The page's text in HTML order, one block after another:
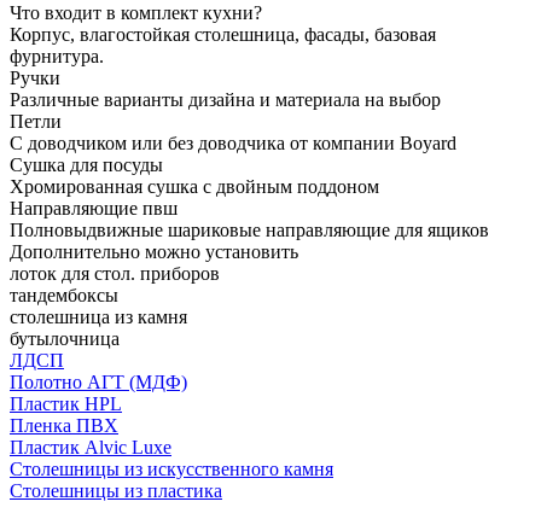
Что входит в комплект кухни?
Корпус, влагостойкая столешница, фасады, базовая
фурнитура.
Ручки
Различные варианты дизайна и материала на выбор
Петли
С доводчиком или без доводчика от компании Boyard
Сушка для посуды
Хромированная сушка с двойным поддоном
Направляющие пвш
Полновыдвижные шариковые направляющие для ящиков
Дополнительно можно установить
лоток для стол. приборов
тандембоксы
столешница из камня
бутылочница
ЛДСП
Полотно АГТ (МДФ)
Пластик HPL
Пленка ПВХ
Пластик Alvic Luxe
Столешницы из искусственного камня
Столешницы из пластика